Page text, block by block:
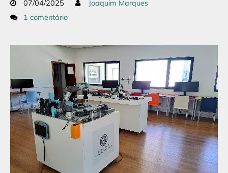
07/04/2025
Joaquim Marques
1 comentário